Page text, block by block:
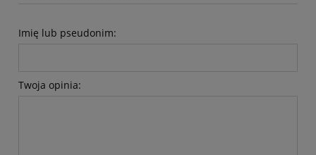
Imię lub pseudonim:
Twoja opinia: